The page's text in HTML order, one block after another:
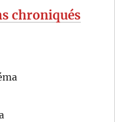
chroniqués